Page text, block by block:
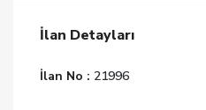
İlan Detayları
İlan No : 21996